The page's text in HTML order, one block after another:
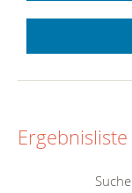
Ergebnisliste